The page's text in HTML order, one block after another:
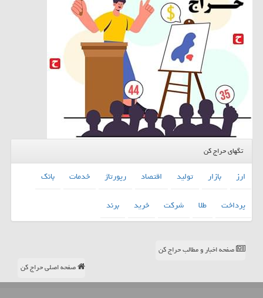
تگهای حراج کن
ارز بازار تولید اقتصاد رپورتاژ خدمات
بانك
پرداخت
طلا شركت خرید برند
صفحه اخبار و مطالب حراج کن
صفحه اصلی حراج کن